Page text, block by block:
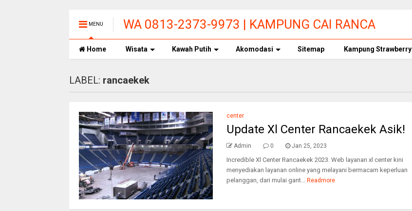
MENU
WA 0813-2373-9973 | KAMPUNG CAI RANCA
UPAS CIWIDEY
Home Wisata Kawah Putih Akomodasi Sitemap Kampung Strawberry
LABEL: rancaekek
center
Update Xl Center Rancaekek Asik!
Admin 0 Jan 25, 2023
Incredible Xl Center Rancaekek 2023. Web layanan xl center kini
menyediakan layanan online yang melayani bermacam keperluan
pelanggan, dari mulai gant... Readmore